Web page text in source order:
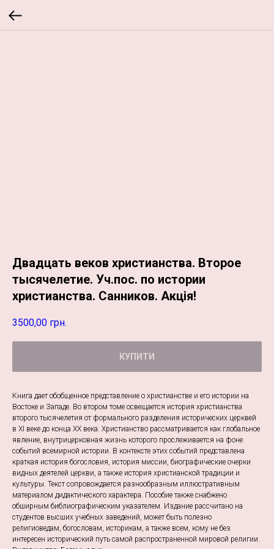
Двадцать веков христианства. Второе
тысячелетие. Уч.пос. по истории
христианства. Санников. Акція!
3500,00 грн.
КУПИТИ
Книга дает обобщенное представление о христианстве и его истории на
Востоке и Западе. Во втором томе освещается история христианства
второго тысячелетия от формального разделения исторических церквей
в XI веке до конца XX века. Христианство рассматривается как глобальное
явление, внутрицерковная жизнь которого прослеживается на фоне
событий всемирной истории. В контексте этих событий представлена
краткая история богословия, история миссии, биографические очерки
видных деятелей церкви, а также история христианской традиции и
культуры. Текст сопровождается разнообразным иллюстративным
материалом дидактического характера. Пособие также снабжено
обширным библиографическим указателем. Издание рассчитано на
студентов высших учебных заведений, может быть полезно
религиоведам, богословам, историкам, а также всем, кому не без
интересен исторический путь самой распространенной мировой религии.